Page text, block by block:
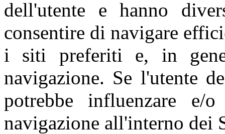
dell'utente e hanno
consentire di navigare
i siti preferiti e, in
navigazione. Se l'utente
potrebbe influenzare e/
navigazione all'interno dei